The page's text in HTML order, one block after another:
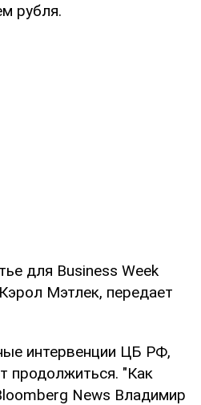
рубля.
для Business Week
Мэтлек, передает
интервенции ЦБ РФ,
продолжиться. "Как
News Владимир